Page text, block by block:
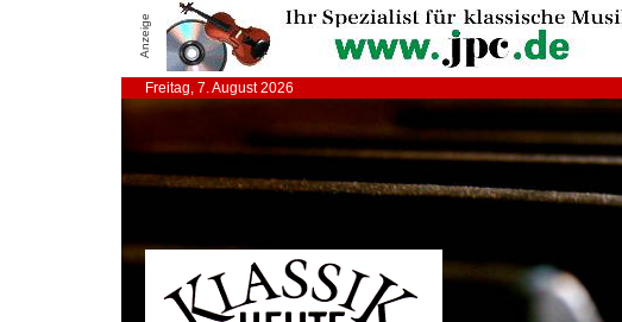
Anzeige
Freitag, 7. August 2026